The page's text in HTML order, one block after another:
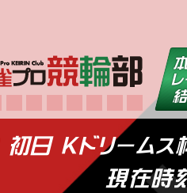
日 Ｋドリームス
現在時